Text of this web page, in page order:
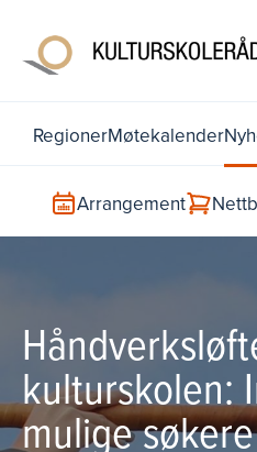
RegionerMøtekalender
Arrangement
kulturskolen:
mulige søkere